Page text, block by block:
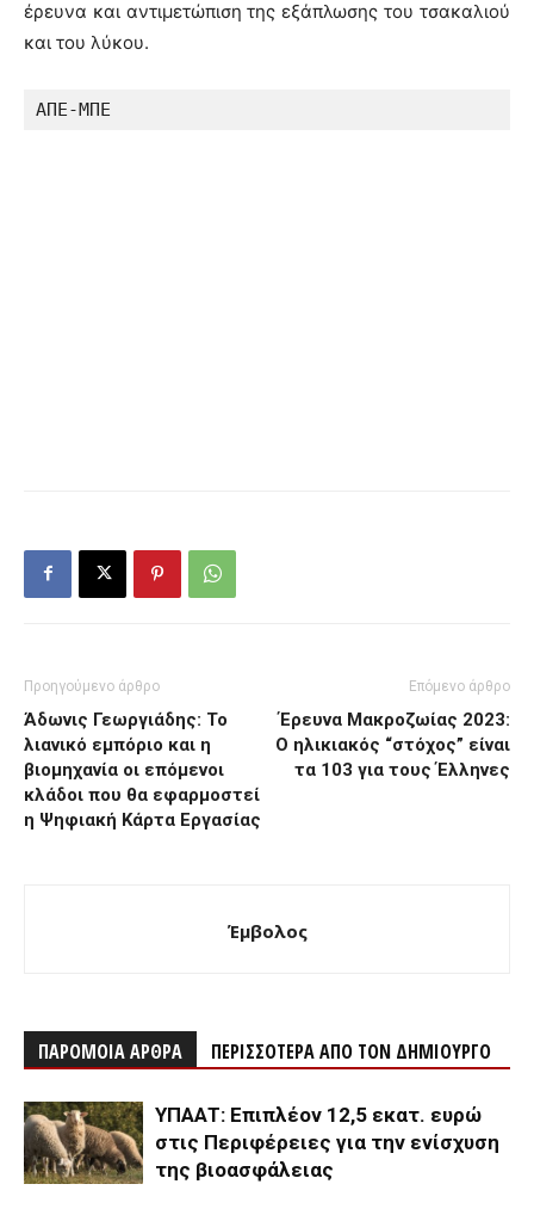
έρευνα και αντιμετώπιση της εξάπλωσης του τσακαλιού
και του λύκου.
ΑΠΕ-ΜΠΕ
Προηγούμενο άρθρο
Άδωνις Γεωργιάδης: Το
λιανικό εμπόριο και η
βιομηχανία οι επόμενοι
κλάδοι που θα εφαρμοστεί
η Ψηφιακή Κάρτα Εργασίας
Επόμενο άρθρο
Έρευνα Μακροζωίας 2023:
Ο ηλικιακός “στόχος” είναι
τα 103 για τους Έλληνες
Έμβολος
ΠΑΡΟΜΟΙΑ ΑΡΘΡΑ ΠΕΡΙΣΣΟΤΕΡΑ ΑΠΟ ΤΟΝ ΔΗΜΙΟΥΡΓΟ
ΥΠΑΑΤ: Επιπλέον 12,5 εκατ. ευρώ
στις Περιφέρειες για την ενίσχυση
της βιοασφάλειας